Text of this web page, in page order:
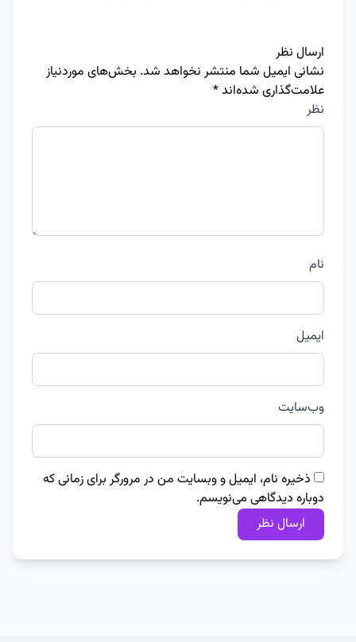
ارسال نظر
نشانی ایمیل شما منتشر نخواهد شد. بخش‌های موردنیاز
علامت‌گذاری شده‌اند*
نظر
نام
ایمیل
وب‌سایت
ذخیره نام، ایمیل و وبسایت من در مرورگر برای زمانی که
دوباره دیدگاهی می‌نویسم.